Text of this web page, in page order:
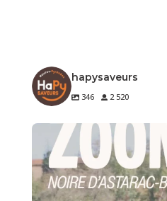
hapysaveurs
346 2 520
🐔 Zoom sur un
...
2